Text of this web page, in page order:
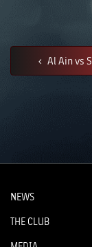
Al Ain vs
NEWS
THE CLUB